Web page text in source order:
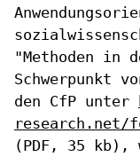
"Methoden in
Schwerpunkt
den CfP unter
research.net/
(PDF, 35 kb),